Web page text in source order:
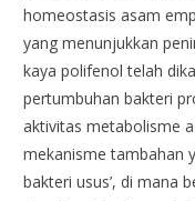
homeostasis asam
yang menunjukkan
kaya polifenol telah
pertumbuhan bakteri
aktivitas metabolisme
mekanisme tambahan
bakteri usus’, di mana